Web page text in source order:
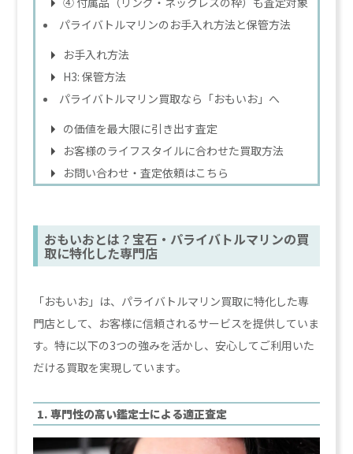
パライバトルマリンのお手入れ方法と保管方法
お手入れ方法
H3: 保管方法
パライバトルマリン買取なら「おもいお」へ
の価値を最大限に引き出す査定
お客様のライフスタイルに合わせた買取方法
お問い合わせ・査定依頼はこちら
おもいおとは？宝石・パライバトルマリンの買
取に特化した専門店
「おもいお」は、パライバトルマリン買取に特化した専
門店として、お客様に信頼されるサービスを提供していま
す。特に以下の3つの強みを活かし、安心してご利用いた
だける買取を実現しています。
1. 専門性の高い鑑定士による適正査定